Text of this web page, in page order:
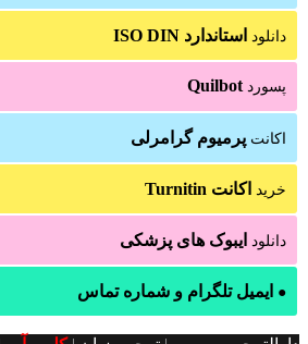
دانلود استاندارد ISO DIN
پسوردQuilbot
اکانت پرمیوم گرامرلی
خرید اکانت Turnitin
دانلود ایبوک های پزشکی
● ایمیل تلگرام و شماره تماس